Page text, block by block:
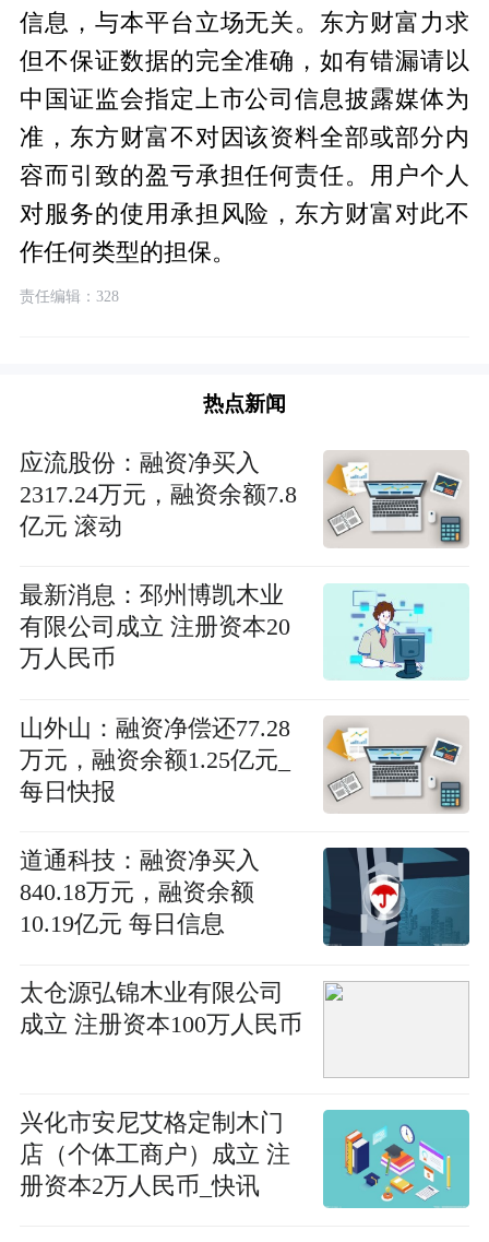
信息，与本平台立场无关。东方财富力求
但不保证数据的完全准确，如有错漏请以
中国证监会指定上市公司信息披露媒体为
准，东方财富不对因该资料全部或部分内
容而引致的盈亏承担任何责任。用户个人
对服务的使用承担风险，东方财富对此不
作任何类型的担保。
责任编辑：328
热点新闻
应流股份：融资净买入
2317.24万元，融资余额7.8
亿元 滚动
最新消息：邳州博凯木业
有限公司成立 注册资本20
万人民币
山外山：融资净偿还77.28
万元，融资余额1.25亿元_
每日快报
道通科技：融资净买入
840.18万元，融资余额
10.19亿元 每日信息
太仓源弘锦木业有限公司
成立 注册资本100万人民币
兴化市安尼艾格定制木门
店（个体工商户）成立 注
册资本2万人民币_快讯